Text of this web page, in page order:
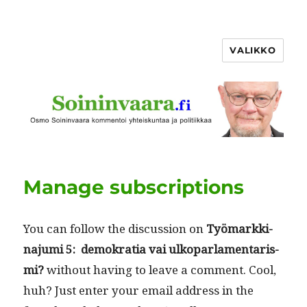
VALIKKO
Manage subscriptions
You can fol­low the dis­cus­sion on Työ­markki­
na­ju­mi 5: demokra­tia vai ulkopar­la­men­taris­
mi?with­out hav­ing to leave a com­ment. Cool,
huh? Just enter your email address in the